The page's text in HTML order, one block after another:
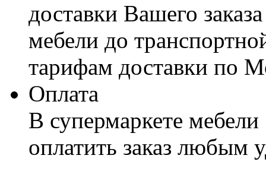
доставки Вашего
мебели до
тарифам доставки по
Оплата
В супермаркете
оплатить заказ любым